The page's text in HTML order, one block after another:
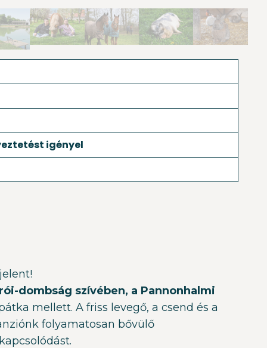
igényel
dombság szívében, a Pannonhalmi
mellett. A friss levegő, a csend és a
folyamatosan bővülő